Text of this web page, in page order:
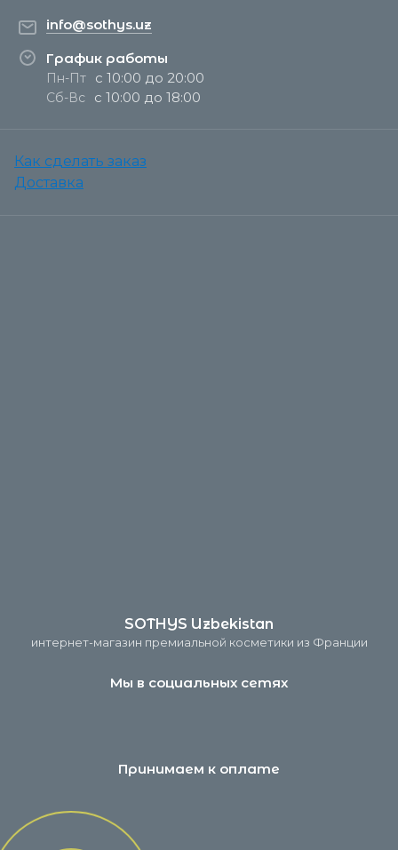
info@sothys.uz
График работы
Пн-Пт с 10:00 до 20:00
Сб-Вс с 10:00 до 18:00
Как сделать заказ
Доставка
SOTHYS Uzbekistan
интернет-магазин премиальной косметики из Франции
Мы в социальных сетях
Принимаем к оплате